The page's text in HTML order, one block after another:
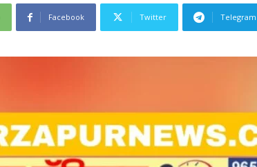
Facebook Twitter Telegram